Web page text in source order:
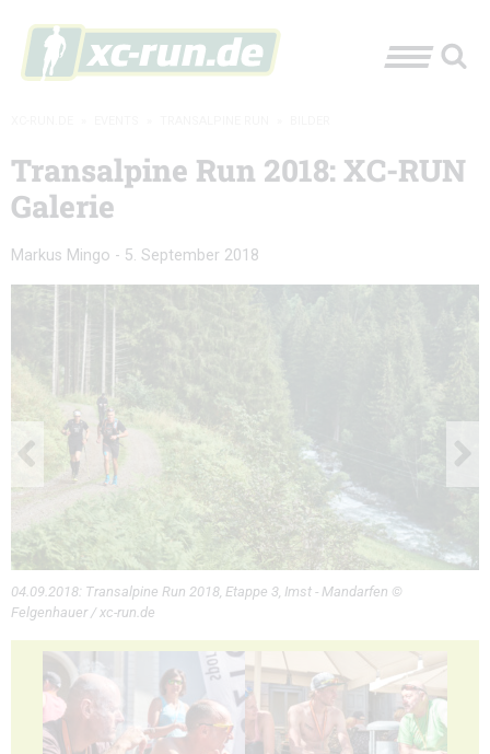
Transalpine Run 2018: XC-RUN
Galerie
Markus Mingo - 5. September 2018
04.09.2018: Transalpine Run 2018, Etappe 3, Imst - Mandarfen ©
Felgenhauer / xc-run.de